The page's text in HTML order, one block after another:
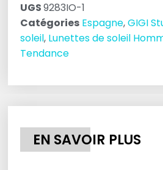
UGS9283IO-1
Catégories Espagne,GIGI
soleil, Lunettes de soleil
Tendance
EN SAVOIR PLUS